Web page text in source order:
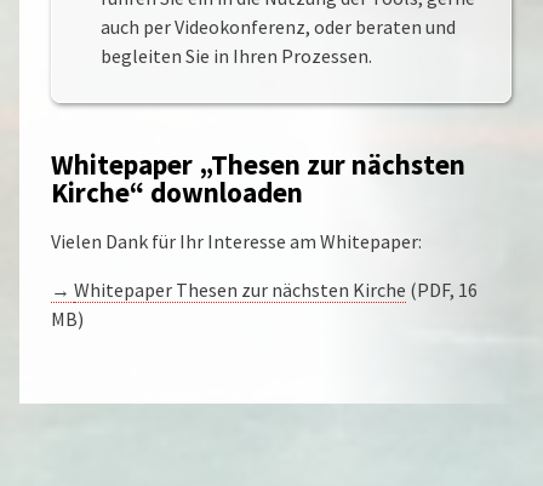
auch per Videokonferenz, oder beraten und
begleiten Sie in Ihren Prozessen.
Whitepaper „Thesen zur nächsten
Kirche“ downloaden
Vielen Dank für Ihr Interesse am Whitepaper:
→ Whitepaper Thesen zur nächsten Kirche (PDF, 16
MB)